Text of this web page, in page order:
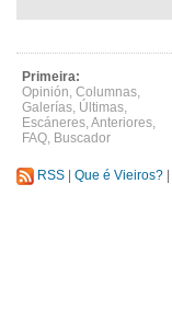
Primeira:
Opinión, Columnas,
Galerías, Últimas,
Escáneres,Anteriores,
FAQ, Buscador
RSS Que é Vieiros?